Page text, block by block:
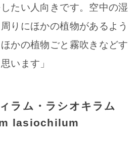
たい人向きです。空中の湿
りにほかの植物があるよう
かの植物ごと霧吹きなどす
います」
ラム・ラシオキラム
lasiochilum